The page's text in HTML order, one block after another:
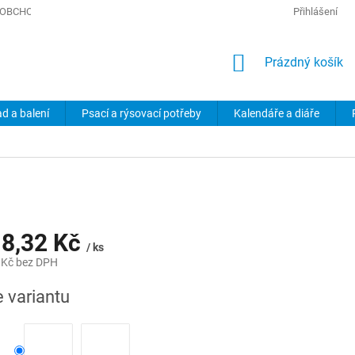
OBCHODNÍ PODMÍNKY PODMÍNKY OCHRANY OSOBNÍCH ÚDAJŮ
Přihlášení
NÁKUPNÍ
Prázdný košík
a balení Psací a rýsovací potřeby Kalendáře a diáře
Kč / ks
bez DPH
variantu